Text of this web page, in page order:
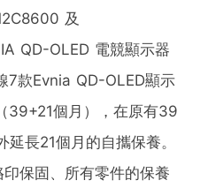
及
QD-OLED 電競顯示器
7款Evnia QD-OLED顯示
39+21個月），在原有39
長21個月的自攜保養。
保固、所有零件的保養